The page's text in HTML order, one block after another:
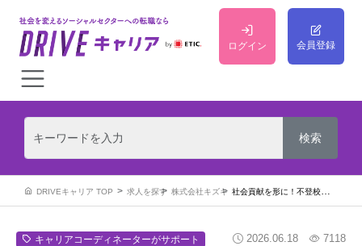
ログイン 会員登録
DRIVEキャリア TOP 求人を探す 株式会社キズキ 社会貢献を形に！不登校・ひきこもりの方向け学習塾の運営を担う、新しい仲間を募集！
キャリアコーディネーターがサポート 2026.06.18 7118